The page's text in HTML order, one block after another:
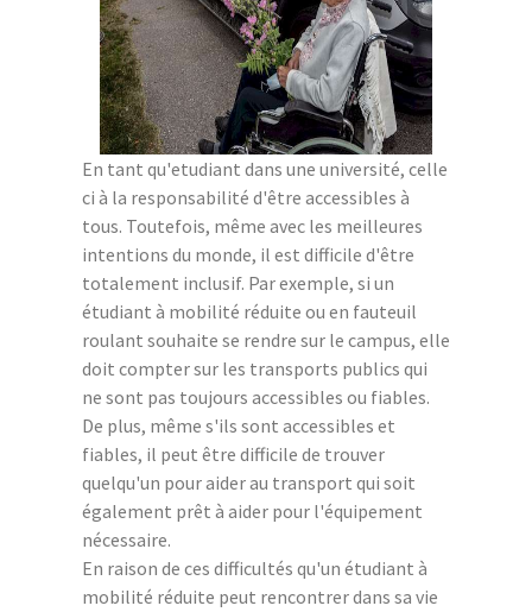
En tant qu'etudiant dans une université, celle
ci à la responsabilité d'être accessibles à
tous. Toutefois, même avec les meilleures
intentions du monde, il est difficile d'être
totalement inclusif. Par exemple, si un
étudiant à mobilité réduite ou en fauteuil
roulant souhaite se rendre sur le campus, elle
doit compter sur les transports publics qui
ne sont pas toujours accessibles ou fiables.
De plus, même s'ils sont accessibles et
fiables, il peut être difficile de trouver
quelqu'un pour aider au transport qui soit
également prêt à aider pour l'équipement
nécessaire.
En raison de ces difficultés qu'un étudiant à
mobilité réduite peut rencontrer dans sa vie